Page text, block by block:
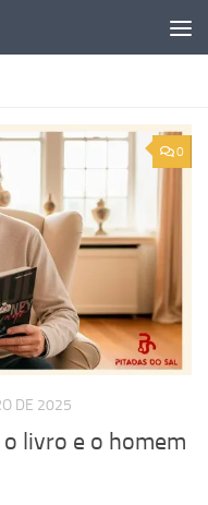
0
DE 2025
livro e o homem